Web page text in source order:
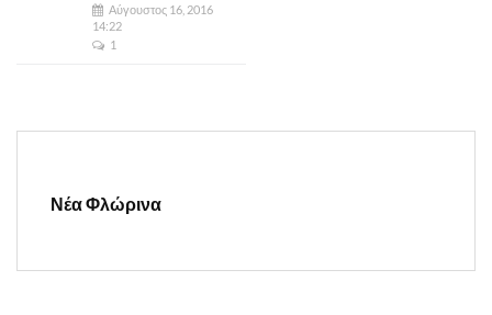
Αύγουστος 16, 2016
14:22
1
Νέα Φλώρινα